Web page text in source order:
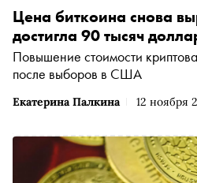
Екатерина Палкина 12 ноября
Цена биткоина снова
достигла 90 тысяч
Повышение стоимости
после выборов в США